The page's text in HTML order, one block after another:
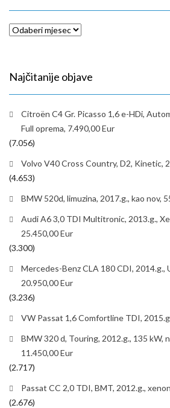
Arhiva
Najčitanije objave
Citroën C4 Gr. Picasso 1,6 e-HDi,
Full oprema, 7.490,00 Eur
(7.056)
Volvo V40 Cross Country, D2, Kinetic,
(4.653)
BMW 520d, limuzina, 2017.g., kao nov,
Audi A6 3,0 TDI Multitronic, 2013.g.,
25.450,00 Eur
(3.300)
Mercedes-Benz CLA 180 CDI, 2014.g.,
20.950,00 Eur
(3.236)
VW Passat 1,6 Comfortline TDI,
BMW 320 d, Touring, 2012.g., 135 kW,
11.450,00 Eur
(2.717)
Passat CC 2,0 TDI, BMT, 2012.g.,
(2.676)